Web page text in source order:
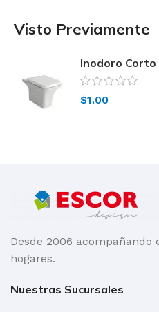
Visto Previamente
Inodoro Corto
$1.00
Desde 2006
hogares.
Nuestras Sucursales